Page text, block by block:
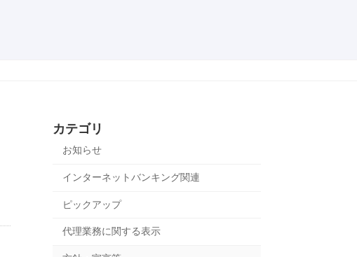
カテゴリ
お知らせ
インターネットバンキング関連
ピックアップ
代理業務に関する表示